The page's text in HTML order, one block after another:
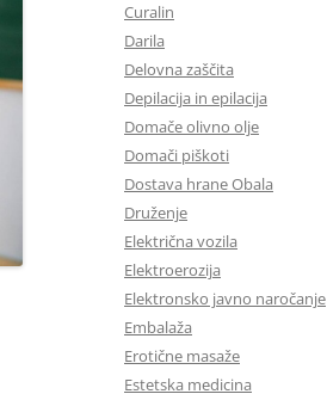
Curalin
Darila
Delovna zaščita
Depilacija in epilacija
Domače olivno olje
Domači piškoti
Dostava hrane Obala
Druženje
Električna vozila
Elektroerozija
Elektronsko javno naročanje
Embalaža
Erotične masaže
Estetska medicina